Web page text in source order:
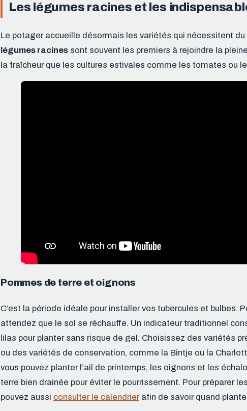
Les légumes racines et les
Le potager accueille désormais les variétés qui nécessitent du
légumes racines sont souvent les premiers à rejoindre la
la fraîcheur que les cultures estivales comme les tomates ou
Pommes de terre et oignons
C’est la période idéale pour installer vos tubercules et bulbes.
attendez que le sol se réchauffe. Un indicateur traditionnel
lilas pour planter sans risque de gel. Choisissez des variétés
ou des variétés de conservation, comme la Bintje ou la
vous pouvez planter l’ail de printemps, les oignons et les
terre bien drainée pour éviter le pourrissement. Pour préparer
pouvez aussi consulter le calendrierafin de savoir quand